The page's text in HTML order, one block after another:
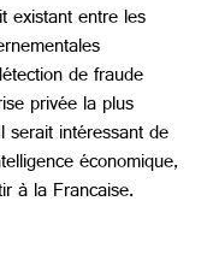
existant entre les
de fraude
privée la plus
serait intéressant de
économique,
à la Francaise.